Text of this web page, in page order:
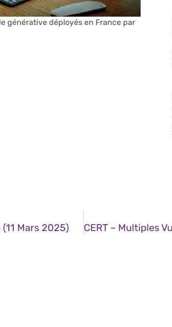
générative déployés en France par
Mars 2025)